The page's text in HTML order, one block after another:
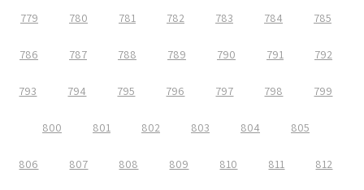
779 780 781 782 783 784 785
786 787 788 789 790 791 792
793 794 795 796 797 798 799
800 801 802 803 804 805
806 807 808 809 810 811 812